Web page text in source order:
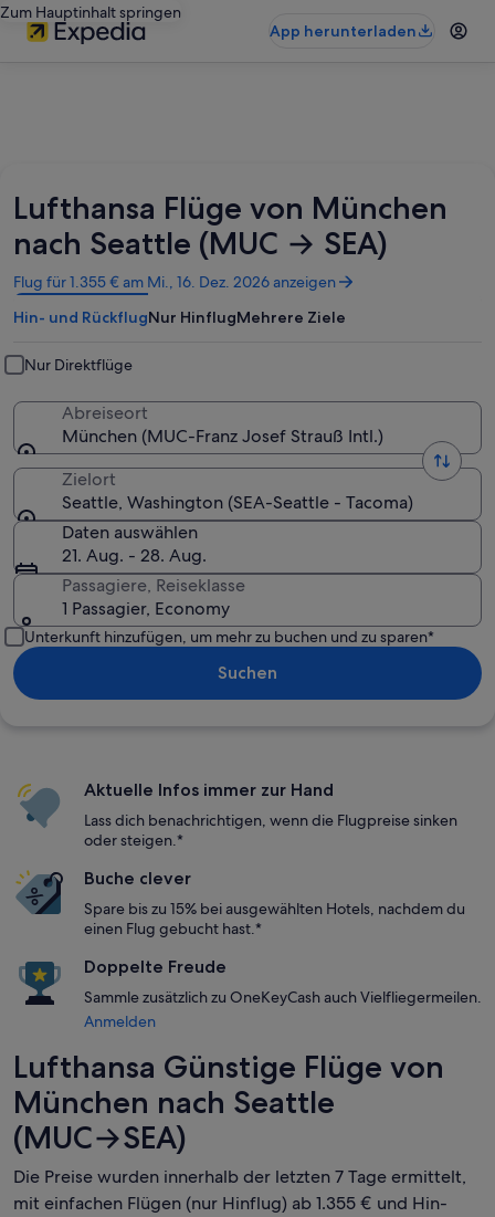
Zum Hauptinhalt springen
App herunterladen
Lufthansa Flüge von München
nach Seattle (MUC → SEA)
Flug für 1.355 € am Mi., 16. Dez. 2026 anzeigen
Wird
in
einem
Fenster
geöffnet
Hin- und RückflugNur HinflugMehrere Ziele
Nur Direktflüge
Abreiseort
München (MUC-Franz Josef Strauß Intl.)
Zielort
Seattle, Washington (SEA-Seattle - Tacoma)
Daten auswählen
21. Aug. - 28. Aug.
Passagiere, Reiseklasse
1 Passagier, Economy
Unterkunft hinzufügen, um mehr zu buchen und zu sparen*
Suchen
Aktuelle Infos immer zur Hand
Lass dich benachrichtigen, wenn die Flugpreise sinken
oder steigen.*
Buche clever
Spare bis zu 15% bei ausgewählten Hotels, nachdem du
einen Flug gebucht hast.*
Doppelte Freude
Sammle zusätzlich zu OneKeyCash auch Vielfliegermeilen.
Anmelden
Lufthansa Günstige Flüge von
München nach Seattle
(MUC→SEA)
Die Preise wurden innerhalb der letzten 7 Tage ermittelt,
mit einfachen Flügen (nur Hinflug) ab 1.355 € und Hin-